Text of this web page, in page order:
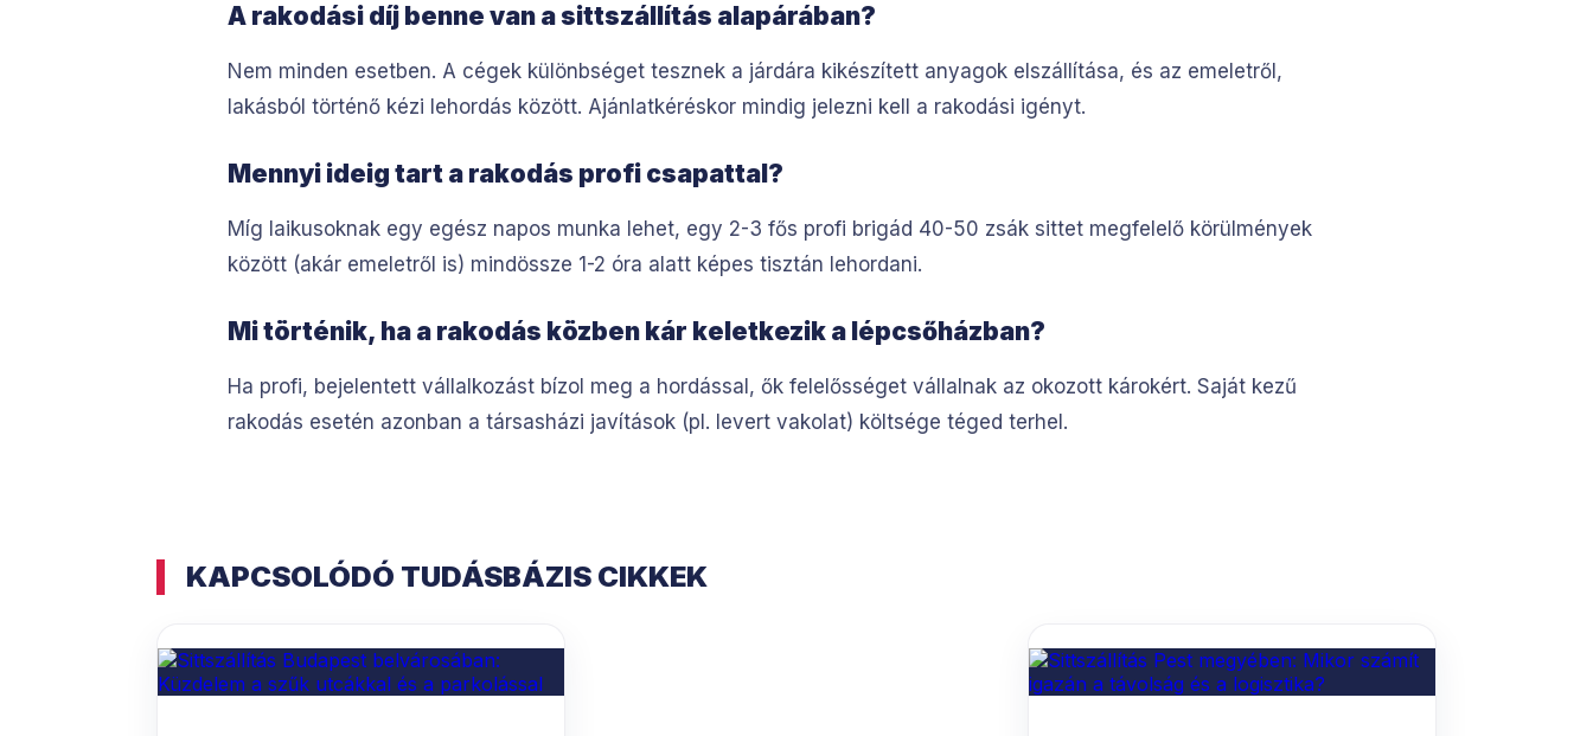
A rakodási díj benne van a sittszállítás alapárában?
Nem minden esetben. A cégek különbséget tesznek a járdára kikészített anyagok elszállítása, és az emeletről,
lakásból történő kézi lehordás között. Ajánlatkéréskor mindig jelezni kell a rakodási igényt.
Mennyi ideig tart a rakodás profi csapattal?
Míg laikusoknak egy egész napos munka lehet, egy 2-3 fős profi brigád 40-50 zsák sittet megfelelő körülmények
között (akár emeletről is) mindössze 1-2 óra alatt képes tisztán lehordani.
Mi történik, ha a rakodás közben kár keletkezik a lépcsőházban?
Ha profi, bejelentett vállalkozást bízol meg a hordással, ők felelősséget vállalnak az okozott károkért. Saját kezű
rakodás esetén azonban a társasházi javítások (pl. levert vakolat) költsége téged terhel.
KAPCSOLÓDÓ TUDÁSBÁZIS CIKKEK